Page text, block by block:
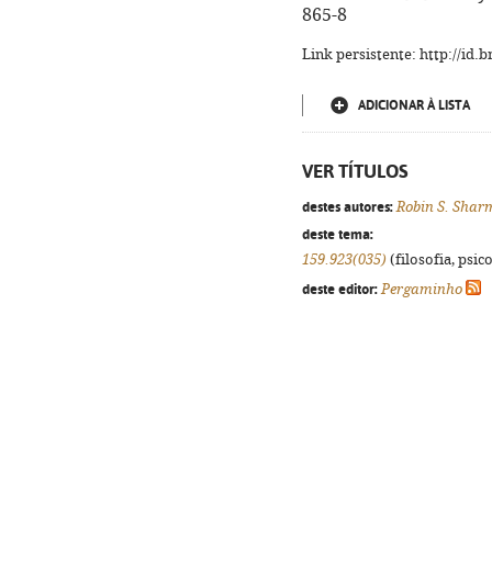
865-8
Link persistente: http://
ADICIONAR À LISTA
VER TÍTULOS
destes autores: Robin S.
deste tema:
159.923(035) (filosofia,
deste editor: Pergaminho